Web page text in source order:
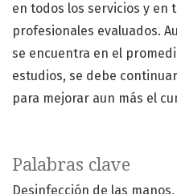
Palabras clave
Desinfección de las manos
en todos los servicios y en
profesionales evaluados.
se encuentra en el
estudios, se debe
para mejorar aun más el